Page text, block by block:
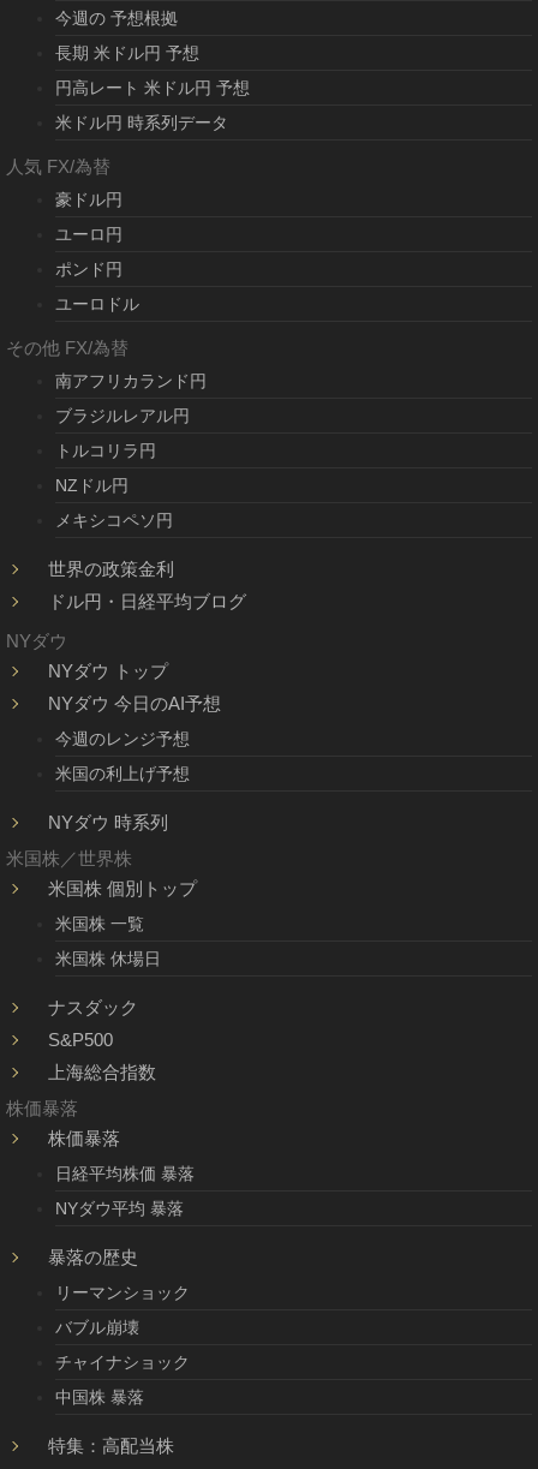
今週の 予想根拠
長期 米ドル円 予想
円高レート 米ドル円 予想
米ドル円 時系列データ
人気 FX/為替
豪ドル円
ユーロ円
ポンド円
ユーロドル
その他 FX/為替
南アフリカランド円
ブラジルレアル円
トルコリラ円
NZドル円
メキシコペソ円
世界の政策金利
ドル円・日経平均ブログ
NYダウ
NYダウ トップ
NYダウ 今日のAI予想
今週のレンジ予想
米国の利上げ予想
NYダウ 時系列
米国株／世界株
米国株 個別トップ
米国株 一覧
米国株 休場日
ナスダック
S&P500
上海総合指数
株価暴落
株価暴落
日経平均株価 暴落
NYダウ平均 暴落
暴落の歴史
リーマンショック
バブル崩壊
チャイナショック
中国株 暴落
特集：高配当株